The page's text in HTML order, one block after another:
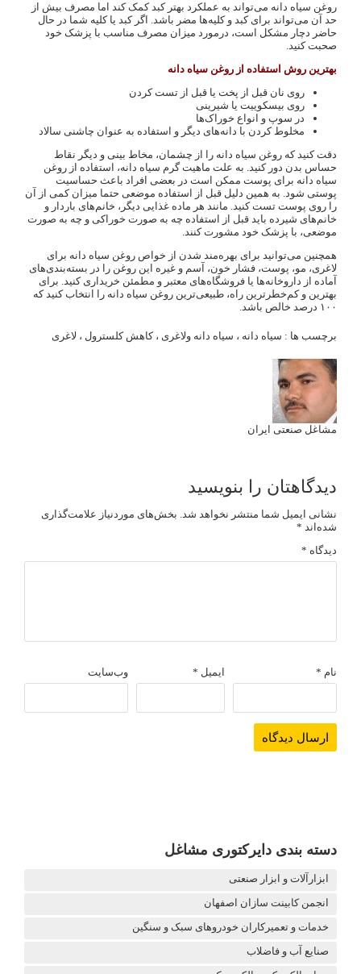
روغن سیاه دانه می‌تواند به عملکرد بهتر کبد کمک کند اما مصرف بیش از
حد آن می‌تواند برای کبد و کلیه‌ها مضر باشد. اگر کبد یا کلیه شما در حال
حاضر دچار مشکل است، درمورد میزان مصرف مناسب با پزشک خود
صحبت کنید.
بهترین روش استفاده از روغن سیاه دانه
روی نان قبل از پخت یا قبل از تست کردن
روی بیسکوییت یا شیرینی
در سوپ و انواع خوراک‌ها
مخلوط کردن با دانه‌های دیگر و استفاده به عنوان چاشنی سالاد
دقت کنید که روغن سیاه دانه را از چشمان، مخاط بینی و دیگر نقاط
حساس بدن دور کنید. به علت ماهیت گرم سیاه دانه، استفاده از روغن
سیاه دانه برای پوست ممکن است در بعضی افراد باعث حساسیت
پوستی شود. به همین دلیل قبل از استفاده موضعی حتما میزان کمی از آن
را روی پوست تست کنید. مانند هر ماده غذایی دیگر، خانم‌های باردار و
خانم‌های شیرده باید قبل از استفاده چه به صورت خوراکی و چه به صورت
موضعی، با پزشک خود مشورت کنند.
همچنین می‌توانید برای بهره‌مند شدن از خواص روغن سیاه دانه برای
لاغری، مو، پوست، فشار خون، آسم و غیره این روغن را در بسته‌بندی‌های
آماده از داروخانه‌ها یا فروشگاه‌های معتبر و مطمئن خریداری کنید. برای
بهترین و کم‌خطرترین راه، طبیعی‌ترین روغن سیاه دانه را انتخاب کنید که
۱۰۰ درصد خالص باشد.
برچسب ها : سیاه دانه ، سیاه دانه ولاغری ،کاهش کلسترول ، لاغری
مشاغل صنعتی ایران
دیدگاهتان را بنویسید
نشانی ایمیل شما منتشر نخواهد شد. بخش‌های موردنیاز علامت‌گذاری
شده‌اند *
دیدگاه *
نام * ایمیل * وب‌سایت
دسته بندی دایرکتوری مشاغل
ابزارآلات و ابزار صنعتی
انجمن کابینت سازان اصفهان
خدمات و تعمیرکاران خودروهای سبک و سنگین
صنایع آب و فاضلاب